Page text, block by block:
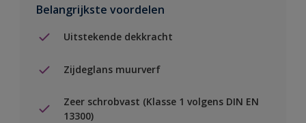
Belangrijkste voordelen
Uitstekende dekkracht
Zijdeglans muurverf
Zeer schrobvast (Klasse 1 volgens DIN EN
13300)